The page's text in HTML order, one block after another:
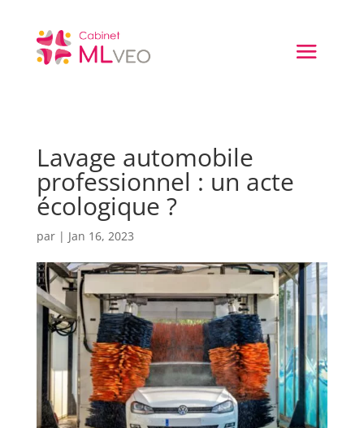
Lavage automobile
professionnel : un acte
écologique ?
par | Jan 16, 2023